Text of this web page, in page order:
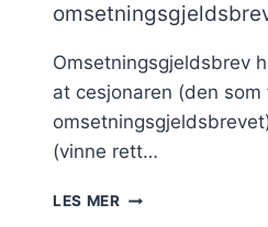
Omsetningsgjeldsbrev
at cesjonaren (den
(vinne rett…
LES MERLEGITIMASJON